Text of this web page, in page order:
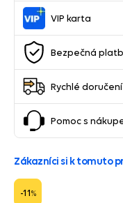
VIP karta
Bezpečná
Rychlé doručení
Pomoc s
Zákazníci si k tomuto
-11%